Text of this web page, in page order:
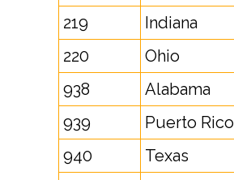
219
Indiana
220
Ohio
938
Alabama
939
Puerto Rico
940
Texas